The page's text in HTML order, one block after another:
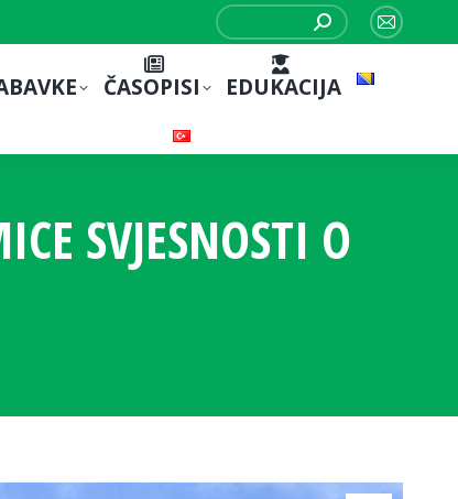
Search:
Mail
ČASOPISI EDUKACIJA
SVJESNOSTI O